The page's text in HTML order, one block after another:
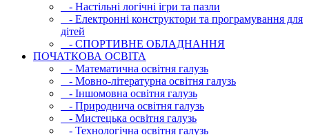
- Настільні логічні ігри та пазли
- Електронні конструктори та програмування для
дітей
- СПОРТИВНЕ ОБЛАДНАННЯ
ПОЧАТКОВА ОСВIТА
- Математична освітня галузь
- Мовно-літературна освітня галузь
- Iншомовна освітня галузь
- Природнича освітня галузь
- Мистецька освітня галузь
- Технологічна освітня галузь